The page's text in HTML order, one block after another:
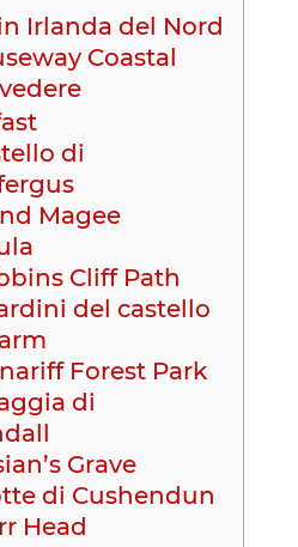
Irlanda del Nord
Coastal
di
Magee
Cliff Path
del castello
Forest Park
di
Grave
di Cushendun
Head